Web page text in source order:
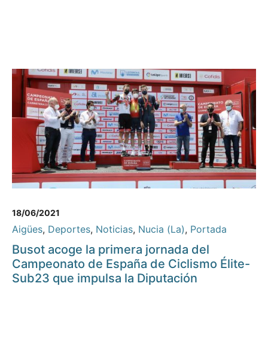
18/06/2021
Aigües, Deportes, Noticias, Nucia (La), Portada
Busot acoge la primera jornada del
Campeonato de España de Ciclismo Élite-
Sub23 que impulsa la Diputación